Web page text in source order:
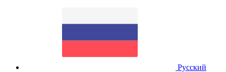
Русский